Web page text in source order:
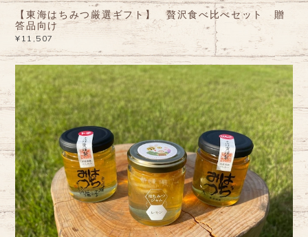
【東海はちみつ厳選ギフト】 贅沢食べ比べセット 贈
答品向け
¥11,507